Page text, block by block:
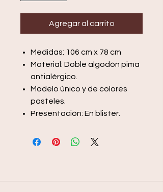
Agregar al carrito
Medidas: 106 cm x 78 cm
Material: Doble algodón pima
antialérgico.
Modelo ùnico y de colores
pasteles.
Presentación: En blister.